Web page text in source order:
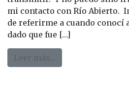
mi contacto con Río Abierto.
de referirme a cuando conocí
dado que fue […]
Leer más…